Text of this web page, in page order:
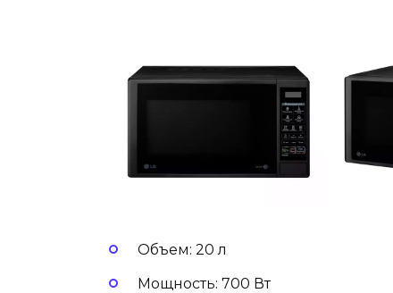
Объем: 20 л
Мощность: 700 Вт